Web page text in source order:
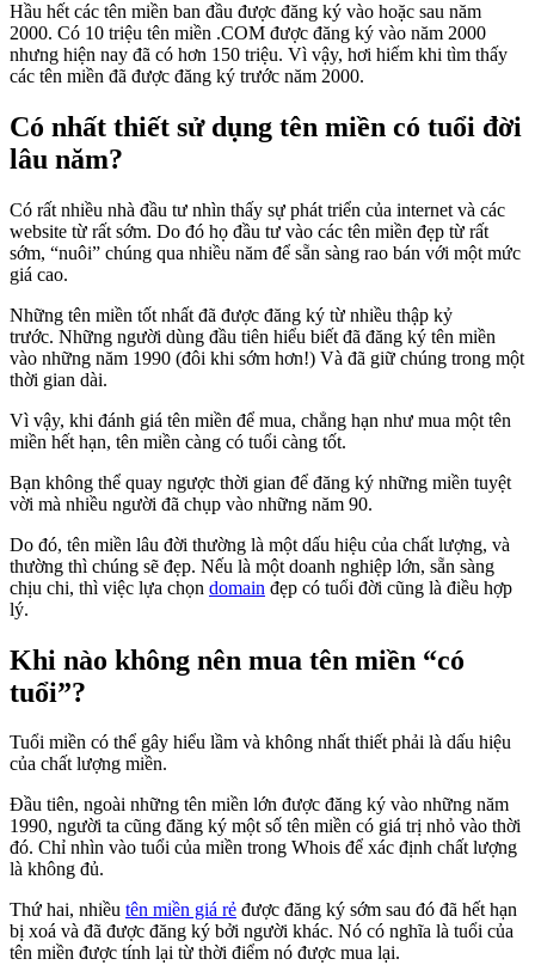
Hầu hết các tên miền ban đầu được đăng ký vào hoặc sau năm
2000. Có 10 triệu tên miền .COM được đăng ký vào năm 2000
nhưng hiện nay đã có hơn 150 triệu. Vì vậy, hơi hiếm khi tìm thấy
các tên miền đã được đăng ký trước năm 2000.
Có nhất thiết sử dụng tên miền có tuổi đời
lâu năm?
Có rất nhiều nhà đầu tư nhìn thấy sự phát triển của internet và các
website từ rất sớm. Do đó họ đầu tư vào các tên miền đẹp từ rất
sớm, “nuôi” chúng qua nhiều năm để sẵn sàng rao bán với một mức
giá cao.
Những tên miền tốt nhất đã được đăng ký từ nhiều thập kỷ
trước. Những người dùng đầu tiên hiểu biết đã đăng ký tên miền
vào những năm 1990 (đôi khi sớm hơn!) Và đã giữ chúng trong một
thời gian dài.
Vì vậy, khi đánh giá tên miền để mua, chẳng hạn như mua một tên
miền hết hạn, tên miền càng có tuổi càng tốt.
Bạn không thể quay ngược thời gian để đăng ký những miền tuyệt
vời mà nhiều người đã chụp vào những năm 90.
Do đó, tên miền lâu đời thường là một dấu hiệu của chất lượng, và
thường thì chúng sẽ đẹp. Nếu là một doanh nghiệp lớn, sẵn sàng
chịu chi, thì việc lựa chọn domain đẹp có tuổi đời cũng là điều hợp
lý.
Khi nào không nên mua tên miền “có
tuổi”?
Tuổi miền có thể gây hiểu lầm và không nhất thiết phải là dấu hiệu
của chất lượng miền.
Đầu tiên, ngoài những tên miền lớn được đăng ký vào những năm
1990, người ta cũng đăng ký một số tên miền có giá trị nhỏ vào thời
đó. Chỉ nhìn vào tuổi của miền trong Whois để xác định chất lượng
là không đủ.
Thứ hai, nhiều tên miền giá rẻ được đăng ký sớm sau đó đã hết hạn
bị xoá và đã được đăng ký bởi người khác. Nó có nghĩa là tuổi của
tên miền được tính lại từ thời điểm nó được mua lại.